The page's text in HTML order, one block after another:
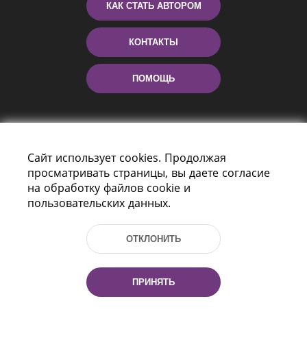
КАК СТАТЬ АВТОРОМ
КОНТАКТЫ
ПОМОЩЬ
Пр-т Независимости 116
г. Минск, Республика Беларусь, 220114
Тел.: (+375 17) 368 37 37, Факс: (+375 17)
Эл. почта: inbox@nlb.by
Сайт использует cookies. Продолжая
просматривать страницы, вы даете согласие
на обработку файлов cookie и
пользовательских данных.
ОТКЛОНИТЬ
ПРИНЯТЬ